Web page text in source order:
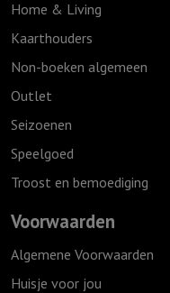
Home & Living
Kaarthouders
Non-boeken algemeen
Outlet
Seizoenen
Speelgoed
Troost en bemoediging
Voorwaarden
Algemene Voorwaarden
Huisje voor jou